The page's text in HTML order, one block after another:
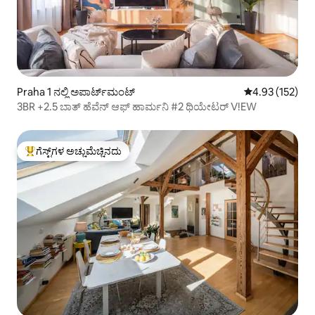
Praha 1 ನಲ್ಲಿ ಅಪಾರ್ಟ್‌ಮಂಟ್ 5 ರಲ್ಲಿ 4.93
4.93 (152)
3BR +2.5 ಬಾತ್ ಹೆವೆನ್ ಆಫ್ ಹಾರ್ಮನಿ #2 ಥಿಯೇಟರ್ V!EW
ಗೆಸ್ಟ್‌ಗಳಿಗೆ ಅತಿ ಹೆಚ್ಚು ಅಚ್ಚುಮೆಚ್ಚಿನದು
ಗೆಸ್ಟ್‌ಗಳ ಅಚ್ಚುಮೆಚ್ಚಿನದು